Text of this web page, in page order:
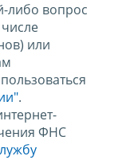
либо вопрос
или
.
ФНС